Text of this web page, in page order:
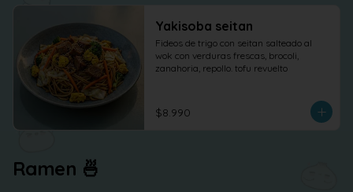
Yakisoba seitan
Fideos de trigo con seitan salteado al
wok con verduras frescas, brocoli,
zanahoria, repollo. tofu revuelto
$8.990
Ramen 🍜